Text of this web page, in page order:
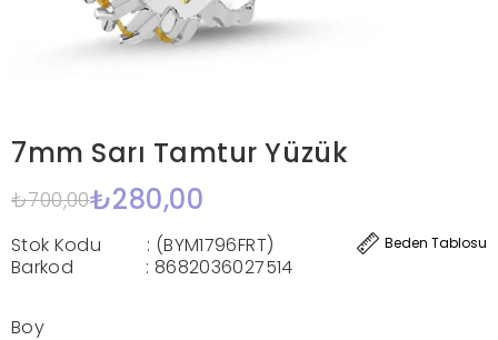
7mm Sarı Tamtur Yüzük
₺700,00₺280,00
Beden Tablosu
Stok Kodu
(BYM1796FRT)
Barkod
: 8682036027514
Boy